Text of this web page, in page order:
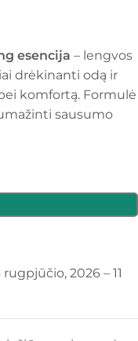
esencija – lengvos
drėkinanti odą ir
komfortą. Formulė
sausumo
rugpjūčio, 2026 – 11